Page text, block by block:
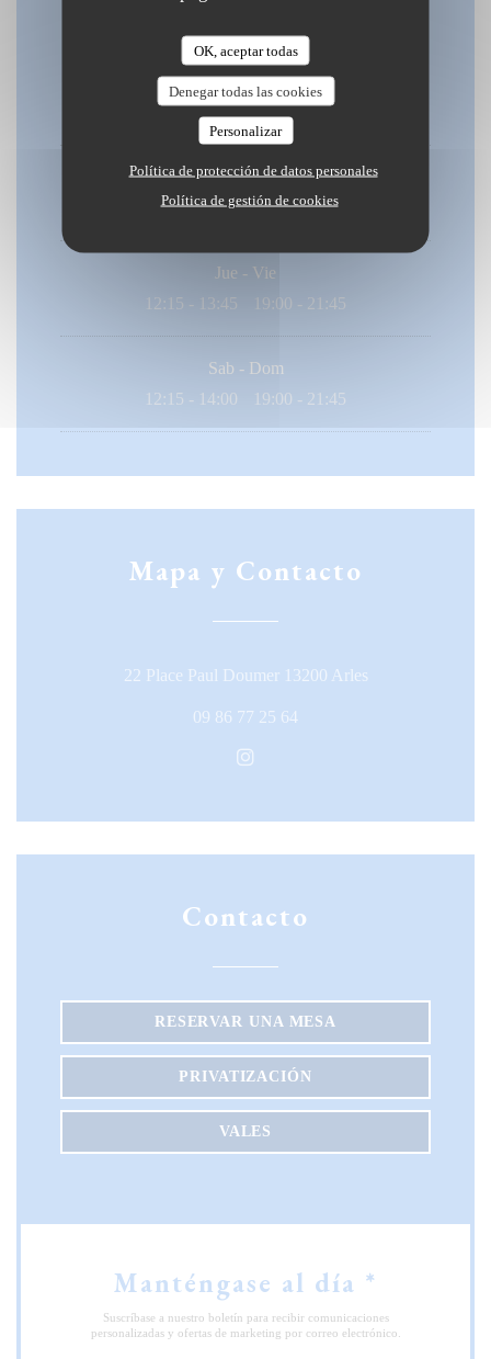
OK, aceptar todas
Denegar todas las cookies
Personalizar
Política de protección de datos personales
Política de gestión de cookies
Lunes
12:15 - 13:45
19:00 - 21:45
Mar-Mie
Cerrado
Jue - Vie
12:15 - 13:45
19:00 - 21:45
Sab - Dom
12:15 - 14:00
19:00 - 21:45
Mapa y Contacto
22 Place Paul Doumer 13200 Arles((abre en una
09 86 77 25 64
Contacto
RESERVAR UNA MESA
PRIVATIZACIÓN
VALES
Manténgase al día *
Suscríbase a nuestro boletín para recibir comunicaciones
personalizadas y ofertas de marketing por correo electrónico.